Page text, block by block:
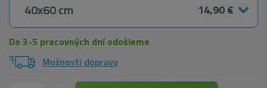
40x60 cm
14,90 €
Do 3-5 pracovných dní odošleme
Možnosti dopravy